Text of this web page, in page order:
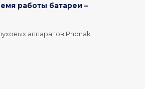
работы батареи –
аппаратов Phonak